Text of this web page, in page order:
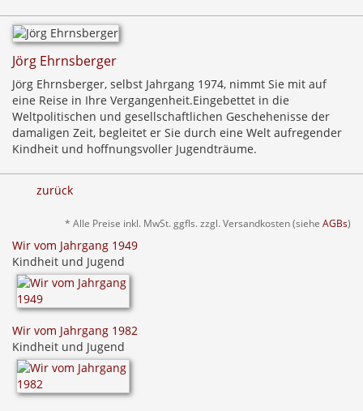
Jörg Ehrnsberger
Jörg Ehrnsberger, selbst Jahrgang 1974, nimmt Sie mit auf
eine Reise in Ihre Vergangenheit.Eingebettet in die
Weltpolitischen und gesellschaftlichen Geschehenisse der
damaligen Zeit, begleitet er Sie durch eine Welt aufregender
Kindheit und hoffnungsvoller Jugendträume.
zurück
* Alle Preise inkl. MwSt. ggfls. zzgl. Versandkosten (siehe AGBs)
Wir vom Jahrgang 1949
Kindheit und Jugend
Wir vom Jahrgang 1982
Kindheit und Jugend